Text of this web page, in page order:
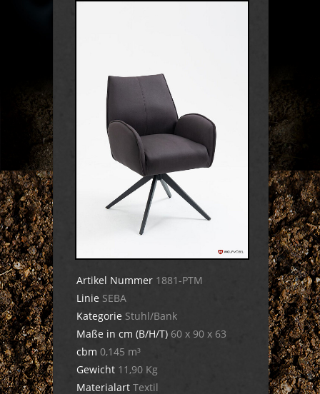
Artikel Nummer 1881-PTM
Linie SEBA
Kategorie Stuhl/Bank
Maße in cm (B/H/T) 60 x 90 x 63
cbm 0,145 m³
Gewicht 11,90 Kg
Materialart Textil